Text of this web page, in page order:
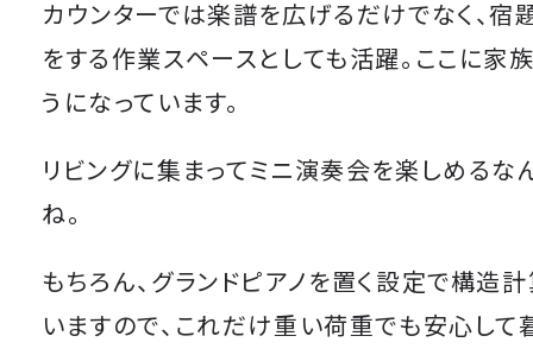
カウンターでは楽譜を広げるだけでなく、宿
をする作業スペースとしても活躍。ここに家
うになっています。
リビングに集まってミニ演奏会を楽しめるな
ね。
もちろん、グランドピアノを置く設定で構造
いますので、これだけ重い荷重でも安心して